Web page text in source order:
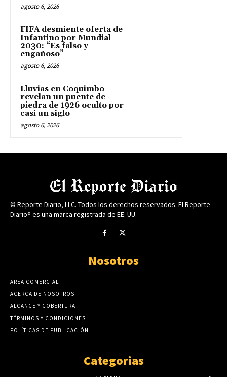
agosto 6, 2026
FIFA desmiente oferta de
Infantino por Mundial
2030: “Es falso y
engañoso”
agosto 6, 2026
Lluvias en Coquimbo
revelan un puente de
piedra de 1926 oculto por
casi un siglo
agosto 6, 2026
© Reporte Diario, LLC. Todos los derechos reservados. El Reporte
Diario® es una marca registrada de EE. UU.
Nosotros
AREA COMERCIAL
ACERCA DE NOSOTROS
ALCANCE Y COBERTURA
TÉRMINOS Y CONDICIONES
POLÍTICAS DE PUBLICACIÓN
Categorias